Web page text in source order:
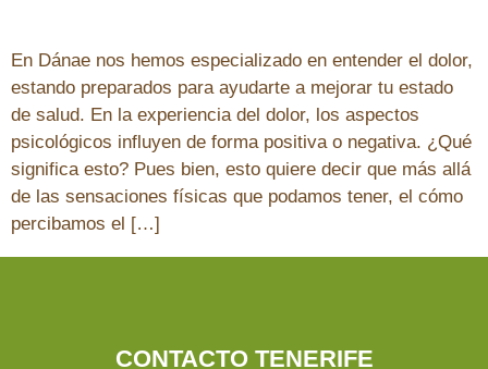
En Dánae nos hemos especializado en entender el dolor,
estando preparados para ayudarte a mejorar tu estado
de salud. En la experiencia del dolor, los aspectos
psicológicos influyen de forma positiva o negativa. ¿Qué
significa esto? Pues bien, esto quiere decir que más allá
de las sensaciones físicas que podamos tener, el cómo
percibamos el […]
CONTACTO TENERIFE